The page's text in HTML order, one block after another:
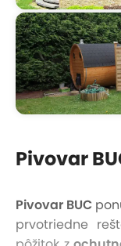
Pivovar
Pivovar BUC
prvotriedne